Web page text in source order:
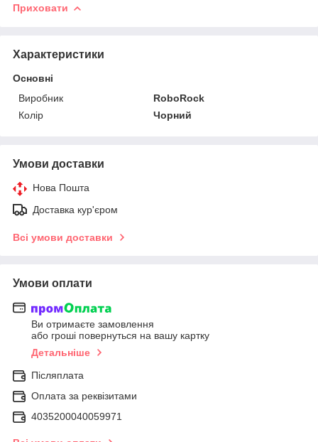
Приховати
Характеристики
Основні
Виробник
RoboRock
Колір
Чорний
Умови доставки
Нова Пошта
Доставка кур'єром
Всі умови доставки
Умови оплати
Ви отримаєте замовлення
або гроші повернуться на вашу картку
Детальніше
Післяплата
Оплата за реквізитами
4035200040059971